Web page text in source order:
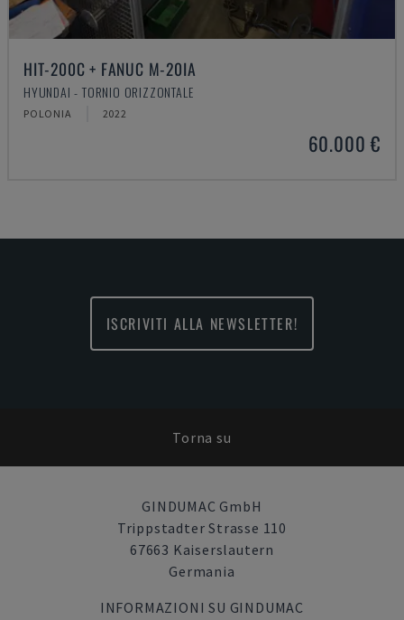
HIT-200C + FANUC M-20IA
HYUNDAI - TORNIO ORIZZONTALE
POLONIA 2022
60.000 €
ISCRIVITI ALLA NEWSLETTER!
Torna su
GINDUMAC GmbH
Trippstadter Strasse 110
67663 Kaiserslautern
Germania
INFORMAZIONI SU GINDUMAC